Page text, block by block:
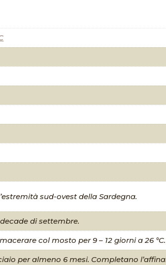
sud-ovest della Sardegna.
di settembre.
col mosto per 9 – 12 giorni a 26 °C.
per almeno 6 mesi. Completano